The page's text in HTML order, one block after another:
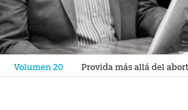
Volumen 20 Provida más allá del